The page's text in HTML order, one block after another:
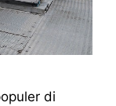
di